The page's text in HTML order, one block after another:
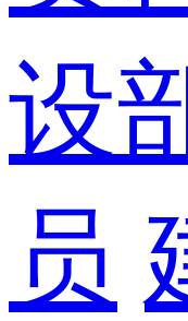
设
员